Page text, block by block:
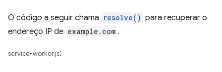
O código a seguir chama resolve() para recuperar o
endereço IP de example.com .
service-worker.js: